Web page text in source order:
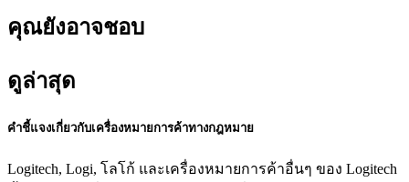
คุณยังอาจชอบ
ดูล่าสุด
คำชี้แจงเกี่ยวกับเครื่องหมายการค้าทางกฎหมาย
Logitech, Logi, โลโก้ และเครื่องหมายการค้าอื่นๆ ของ Logitech